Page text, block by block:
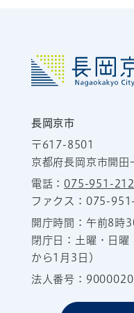
長岡京市
〒617-8501
京都府長岡京市開田
電話：075-951-
ファクス：075-
開庁時間：午前8
閉庁日：土曜・日
から1月3日）
法人番号：